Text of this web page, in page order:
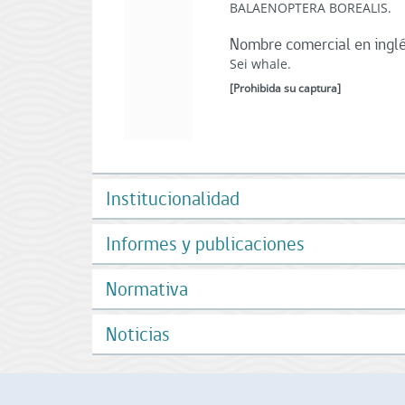
BALAENOPTERA BOREALIS.
Nombre comercial en
Sei whale.
[Prohibida su captura]
Institucionalidad
Informes y publicaciones
Normativa
Noticias